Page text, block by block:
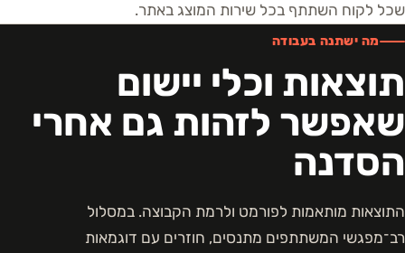
שכל לקוח השתתף בכל שירות המוצג באתר.
מה ישתנה בעבודה
תוצאות וכלי יישום
שאפשר לזהות גם אחרי
הסדנה
התוצאות מותאמות לפורמט ולרמת הקבוצה. במסלול
רב־מפגשי המשתתפים מתנסים, חוזרים עם דוגמאות